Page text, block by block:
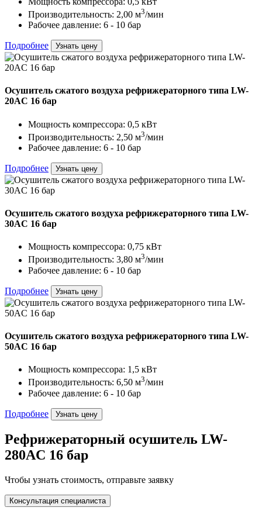
Производительность: 2,00 м3/мин
Рабочее давление: 6 - 10 бар
Подробнее Узнать цену
Осушитель сжатого воздуха рефрижераторного типа LW-
20AC 16 бар
Мощность компрессора: 0,5 кВт
Производительность: 2,50 м3/мин
Рабочее давление: 6 - 10 бар
Подробнее Узнать цену
Осушитель сжатого воздуха рефрижераторного типа LW-
30AC 16 бар
Мощность компрессора: 0,75 кВт
Производительность: 3,80 м3/мин
Рабочее давление: 6 - 10 бар
Подробнее Узнать цену
Осушитель сжатого воздуха рефрижераторного типа LW-
50AC 16 бар
Мощность компрессора: 1,5 кВт
Производительность: 6,50 м3/мин
Рабочее давление: 6 - 10 бар
Подробнее Узнать цену
Рефрижераторный осушитель LW-
280AC 16 бар
Чтобы узнать стоимость, отправьте заявку
Консультация специалиста